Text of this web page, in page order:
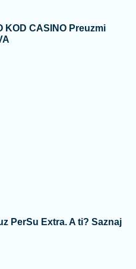
KOD CASINO Preuzmi
PerSu Extra. A ti? Saznaj